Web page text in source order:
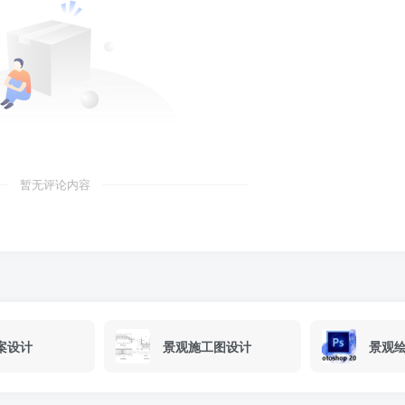
暂无评论内容
设计 景观施工图设计 景观